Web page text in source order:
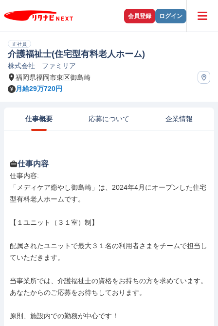
会員登録 ログイン
正社員
介護福祉士(住宅型有料老人ホーム)
株式会社 ファミリア
福岡県福岡市東区御島崎
月給29万720円
仕事概要 応募について 企業情報
仕事内容
仕事内容:
「メディケア癒やし御島崎」は、2024年4月にオープンした住宅
型有料老人ホームです。
【１ユニット（３１室）制】
配属されたユニットで最大３１名の利用者さまをチームで担当し
ていただきます。
当事業所では、介護福祉士の資格をお持ちの方を求めています。
あなたからのご応募をお待ちしております。
原則、施設内での勤務が中心です！